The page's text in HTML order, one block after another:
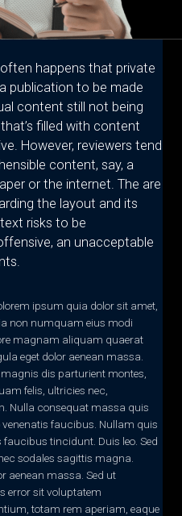
happens that private
publication to be made
content still not being
filled with content
However, reviewers tend
content, say, a
or the internet. The are
the layout and its
risks to be
an unacceptable
ipsum quia dolor sit amet,
non numquam eius modi
magnam aliquam quaerat
eget dolor aenean massa.
dis parturient montes,
felis, ultricies nec,
Nulla consequat massa quis
venenatis faucibus. Nullam quis
faucibus tincidunt. Duis leo. Sed
sodales sagittis magna.
aenean massa. Sed ut
error sit voluptatem
totam rem aperiam, eaque